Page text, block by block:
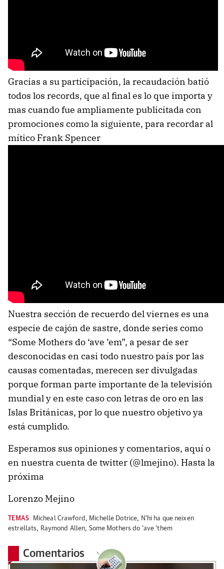
Gracias a su participación, la recaudación batió
todos los records, que al final es lo que importa y
mas cuando fue ampliamente publicitada con
promociones como la siguiente, para recordar al
mítico Frank Spencer
Nuestra sección de recuerdo del viernes es una
especie de cajón de sastre, donde series como
“Some Mothers do ‘ave ’em”, a pesar de ser
desconocidas en casi todo nuestro país por las
causas comentadas, merecen ser divulgadas
porque forman parte importante de la televisión
mundial y en este caso con letras de oro en las
Islas Británicas, por lo que nuestro objetivo ya
está cumplido.
Esperamos sus opiniones y comentarios, aquí o
en nuestra cuenta de twitter (@lmejino). Hasta la
próxima
Lorenzo Mejino
TEMAS Micheal Crawford , Michelle Dotrice, N'hi ha que neixen
estrellats, Raymond Allen, Some Mothers do 'ave 'them
Comentarios